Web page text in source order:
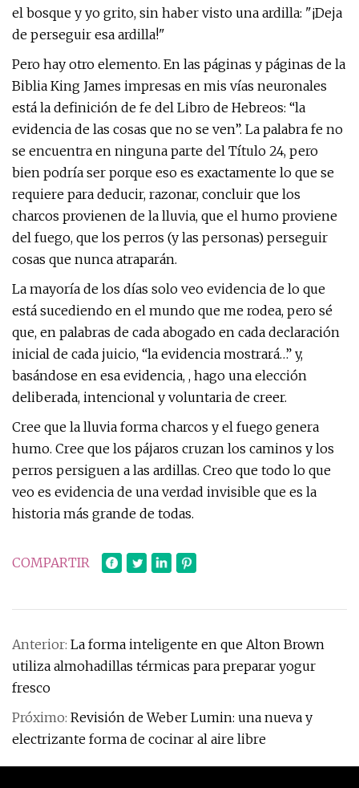
el bosque y yo grito, sin haber visto una ardilla: "¡Deja
de perseguir esa ardilla!"
Pero hay otro elemento. En las páginas y páginas de la
Biblia King James impresas en mis vías neuronales
está la definición de fe del Libro de Hebreos: “la
evidencia de las cosas que no se ven”. La palabra fe no
se encuentra en ninguna parte del Título 24, pero
bien podría ser porque eso es exactamente lo que se
requiere para deducir, razonar, concluir que los
charcos provienen de la lluvia, que el humo proviene
del fuego, que los perros (y las personas) perseguir
cosas que nunca atraparán.
La mayoría de los días solo veo evidencia de lo que
está sucediendo en el mundo que me rodea, pero sé
que, en palabras de cada abogado en cada declaración
inicial de cada juicio, “la evidencia mostrará…” y,
basándose en esa evidencia, , hago una elección
deliberada, intencional y voluntaria de creer.
Cree que la lluvia forma charcos y el fuego genera
humo. Cree que los pájaros cruzan los caminos y los
perros persiguen a las ardillas. Creo que todo lo que
veo es evidencia de una verdad invisible que es la
historia más grande de todas.
COMPARTIR
Anterior: La forma inteligente en que Alton Brown
utiliza almohadillas térmicas para preparar yogur
fresco
Próximo: Revisión de Weber Lumin: una nueva y
electrizante forma de cocinar al aire libre